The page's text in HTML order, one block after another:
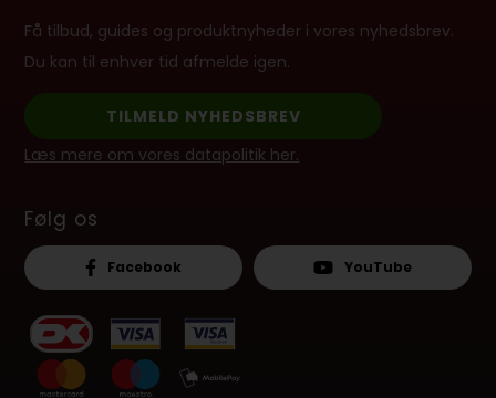
Få tilbud, guides og produktnyheder i vores nyhedsbrev.
Du kan til enhver tid afmelde igen.
TILMELD NYHEDSBREV
Læs mere om vores datapolitik her.
Følg os
Facebook YouTube